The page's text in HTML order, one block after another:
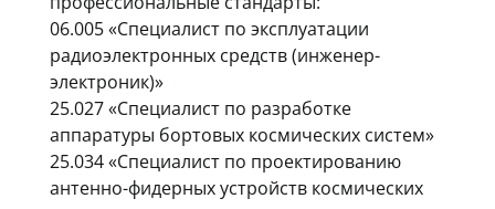
06.005 «Специалист по эксплуатации
радиоэлектронных средств (инженер-
электроник)»
25.027 «Специалист по разработке
аппаратуры бортовых космических систем»
25.034 «Специалист по проектированию
антенно-фидерных устройств космических